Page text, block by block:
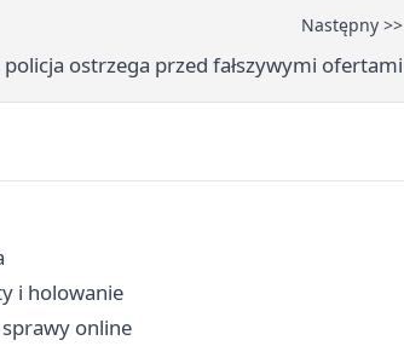
Następny >>
ostrzega przed fałszywymi ofertami
i holowanie
sprawy online